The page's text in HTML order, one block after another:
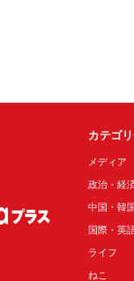
カテゴ
メディア
政治・経
中国・韓
国際・英
ライフ
ねこ